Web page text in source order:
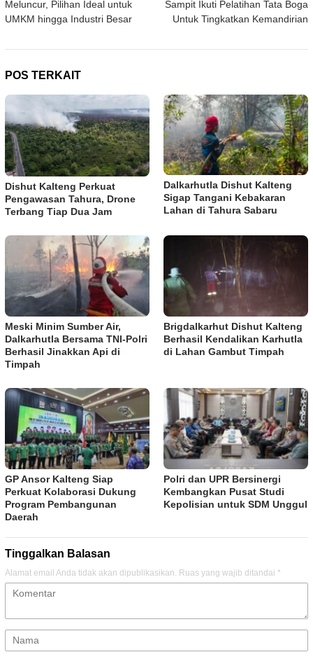
Meluncur, Pilihan Ideal untuk
UMKM hingga Industri Besar
Sampit Ikuti Pelatihan Tata Boga
Untuk Tingkatkan Kemandirian
POS TERKAIT
Dishut Kalteng Perkuat
Pengawasan Tahura, Drone
Terbang Tiap Dua Jam
Dalkarhutla Dishut Kalteng
Sigap Tangani Kebakaran
Lahan di Tahura Sabaru
Meski Minim Sumber Air,
Dalkarhutla Bersama TNI-Polri
Berhasil Jinakkan Api di
Timpah
Brigdalkarhut Dishut Kalteng
Berhasil Kendalikan Karhutla
di Lahan Gambut Timpah
GP Ansor Kalteng Siap
Perkuat Kolaborasi Dukung
Program Pembangunan
Daerah
Polri dan UPR Bersinergi
Kembangkan Pusat Studi
Kepolisian untuk SDM Unggul
Tinggalkan Balasan
Alamat email Anda tidak akan dipublikasikan. Ruas yang wajib ditandai *